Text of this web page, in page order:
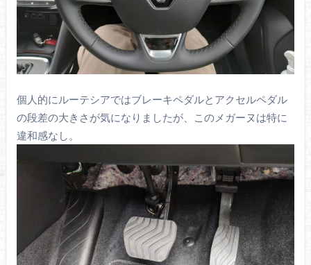
個人的にルーテシアではブレーキペダルとアクセルペダル
の段差の大きさが気になりましたが、このメガーヌは特に
違和感なし。